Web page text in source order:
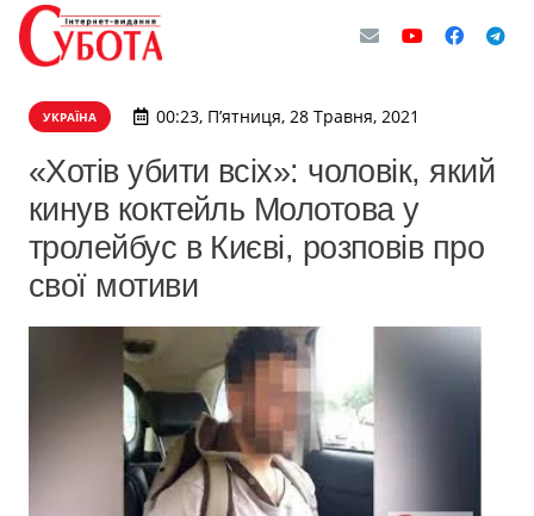
УКРАЇНА 00:23, П’ятниця, 28 Травня, 2021
«Хотів убити всіх»: чоловік, який
кинув коктейль Молотова у
тролейбус в Києві, розповів про
свої мотиви